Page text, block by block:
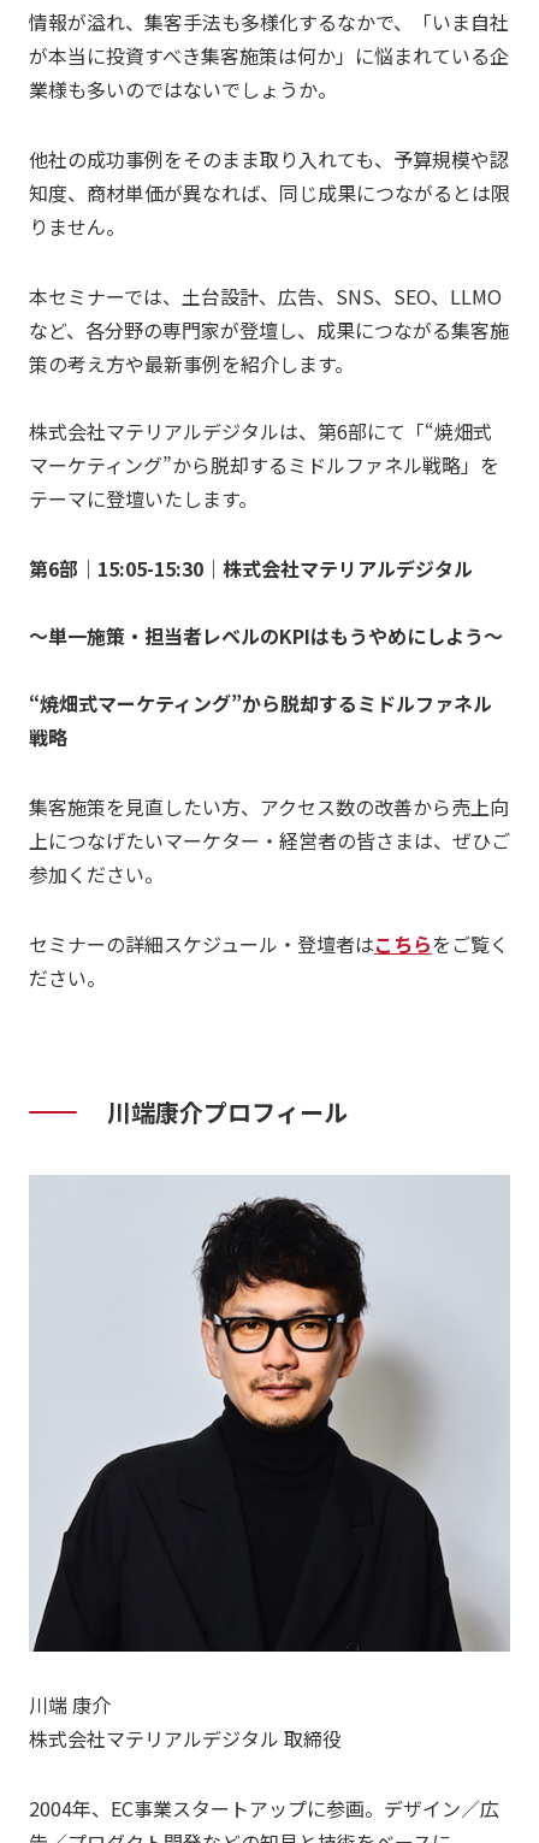
情報が溢れ、集客手法も多様化するなかで、「いま自社
が本当に投資すべき集客施策は何か」に悩まれている企
業様も多いのではないでしょうか。
他社の成功事例をそのまま取り入れても、予算規模や認
知度、商材単価が異なれば、同じ成果につながるとは限
りません。
本セミナーでは、土台設計、広告、SNS、SEO、LLMO
など、各分野の専門家が登壇し、成果につながる集客施
策の考え方や最新事例を紹介します。
株式会社マテリアルデジタルは、第6部にて「“焼畑式
マーケティング”から脱却するミドルファネル戦略」を
テーマに登壇いたします。
第6部｜15:05-15:30｜株式会社マテリアルデジタル
〜単一施策・担当者レベルのKPIはもうやめにしよう〜
“焼畑式マーケティング”から脱却するミドルファネル
戦略
集客施策を見直したい方、アクセス数の改善から売上向
上につなげたいマーケター・経営者の皆さまは、ぜひご
参加ください。
セミナーの詳細スケジュール・登壇者はこちらをご覧く
ださい。
川端康介プロフィール
川端 康介
株式会社マテリアルデジタル 取締役
2004年、EC事業スタートアップに参画。デザイン／広